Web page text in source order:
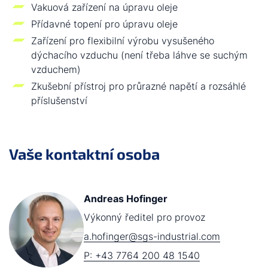
Vakuová zařízení na úpravu oleje
Přídavné topení pro úpravu oleje
Zařízení pro flexibilní výrobu vysušeného
dýchacího vzduchu (není třeba láhve se suchým
vzduchem)
Zkušební přístroj pro průrazné napětí a rozsáhlé
příslušenství
Vaše kontaktní osoba
Andreas Hofinger
Výkonný ředitel pro provoz
a.hofinger@sgs-industrial.com
P: +43 7764 200 48 1540